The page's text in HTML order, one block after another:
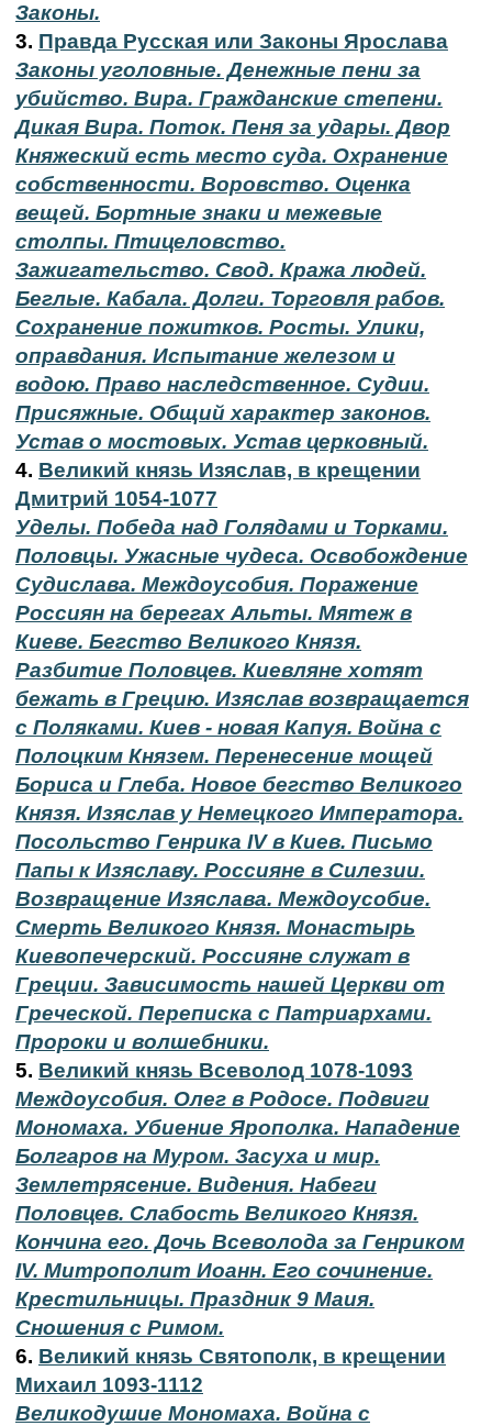
Законы.
3. Правда Русская или Законы Ярослава
Законы уголовные. Денежные пени за
убийство. Вира. Гражданские степени.
Дикая Вира. Поток. Пеня за удары. Двор
Княжеский есть место суда. Охранение
собственности. Воровство. Оценка
вещей. Бортные знаки и межевые
столпы. Птицеловство.
Зажигательство. Свод. Кража людей.
Беглые. Кабала. Долги. Торговля рабов.
Сохранение пожитков. Росты. Улики,
оправдания. Испытание железом и
водою. Право наследственное. Судии.
Присяжные. Общий характер законов.
Устав о мостовых. Устав церковный.
4. Великий князь Изяслав, в крещении
Дмитрий 1054-1077
Уделы. Победа над Голядами и Торками.
Половцы. Ужасные чудеса. Освобождение
Судислава. Междоусобия. Поражение
Россиян на берегах Альты. Мятеж в
Киеве. Бегство Великого Князя.
Разбитие Половцев. Киевляне хотят
бежать в Грецию. Изяслав возвращается
с Поляками. Киев - новая Капуя. Война с
Полоцким Князем. Перенесение мощей
Бориса и Глеба. Новое бегство Великого
Князя. Изяслав у Немецкого Императора.
Посольство Генрика IV в Киев. Письмо
Папы к Изяславу. Россияне в Силезии.
Возвращение Изяслава. Междоусобие.
Смерть Великого Князя. Монастырь
Киевопечерский. Россияне служат в
Греции. Зависимость нашей Церкви от
Греческой. Переписка с Патриархами.
Пророки и волшебники.
5. Великий князь Всеволод 1078-1093
Междоусобия. Олег в Родосе. Подвиги
Мономаха. Убиение Ярополка. Нападение
Болгаров на Муром. Засуха и мир.
Землетрясение. Видения. Набеги
Половцев. Слабость Великого Князя.
Кончина его. Дочь Всеволода за Генриком
IV. Митрополит Иоанн. Его сочинение.
Крестильницы. Праздник 9 Маия.
Сношения с Римом.
6. Великий князь Святополк, в крещении
Михаил 1093-1112
Великодушие Мономаха. Война с